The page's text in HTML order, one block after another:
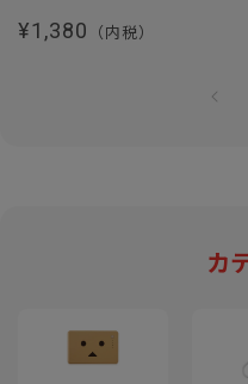
通常価格
¥1,380 （内税）
カ